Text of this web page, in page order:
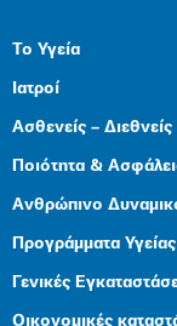
Το Υγεία
Ιατροί
Ασθενείς –
Ποιότητα &
Ανθρώπινο
Προγράμματα Υγείας
Γενικές
Οικονομικές